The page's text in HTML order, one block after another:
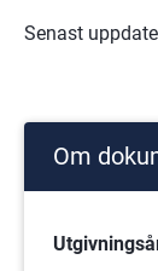
Senast
Om